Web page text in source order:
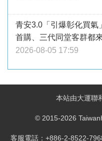
青安3.0「引爆彰化買
首購、三代同堂客群都來
2026-08-05 17:59
本站由大運聯
© 2015-2026
客服電話：+886-2-8522-